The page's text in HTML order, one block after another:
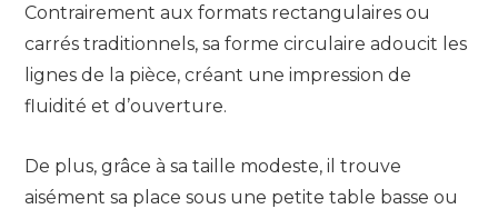
Contrairement aux formats rectangulaires ou
carrés traditionnels, sa forme circulaire adoucit les
lignes de la pièce, créant une impression de
fluidité et d’ouverture.
De plus, grâce à sa taille modeste, il trouve
aisément sa place sous une petite table basse ou